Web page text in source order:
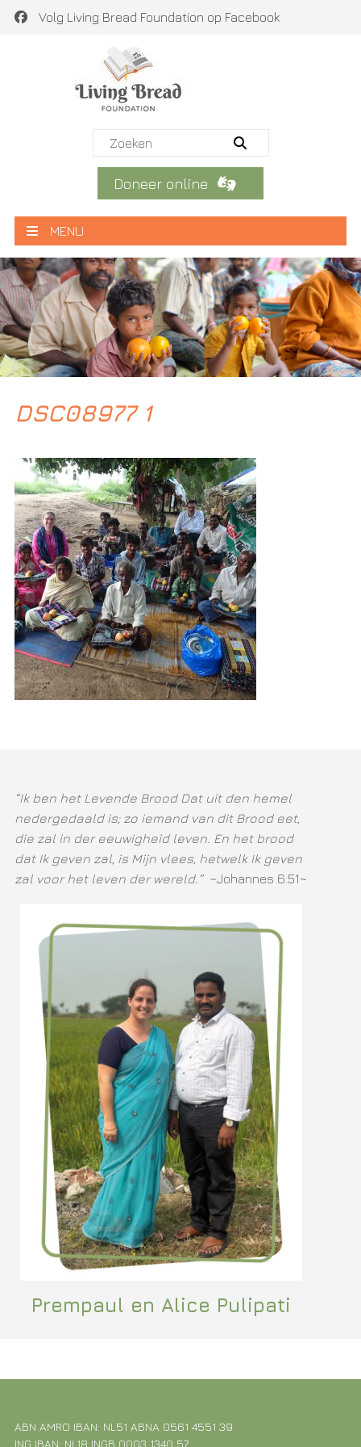
Volg Living Bread Foundation op Facebook
Doneer online
MENU
DSC08977 1
“Ik ben het Levende Brood Dat uit den hemel
nedergedaald is; zo iemand van dit Brood eet,
die zal in der eeuwigheid leven. En het brood
dat Ik geven zal, is Mijn vlees, hetwelk Ik geven
zal voor het leven der wereld.” ~Johannes 6:51~
Prempaul en Alice Pulipati
ABN AMRO IBAN: NL51 ABNA 0561 4551 39
ING IBAN: NL18 INGB 0003 1340 57